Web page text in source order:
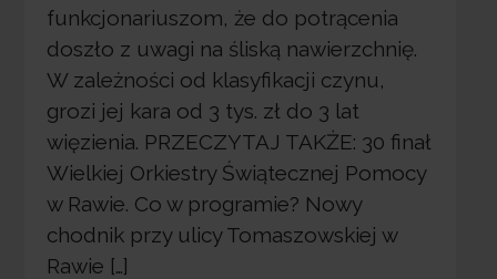
funkcjonariuszom, że do potrącenia
doszło z uwagi na śliską nawierzchnię.
W zależności od klasyfikacji czynu,
grozi jej kara od 3 tys. zł do 3 lat
więzienia. PRZECZYTAJ TAKŻE: 30 finał
Wielkiej Orkiestry Świątecznej Pomocy
w Rawie. Co w programie? Nowy
chodnik przy ulicy Tomaszowskiej w
Rawie […]